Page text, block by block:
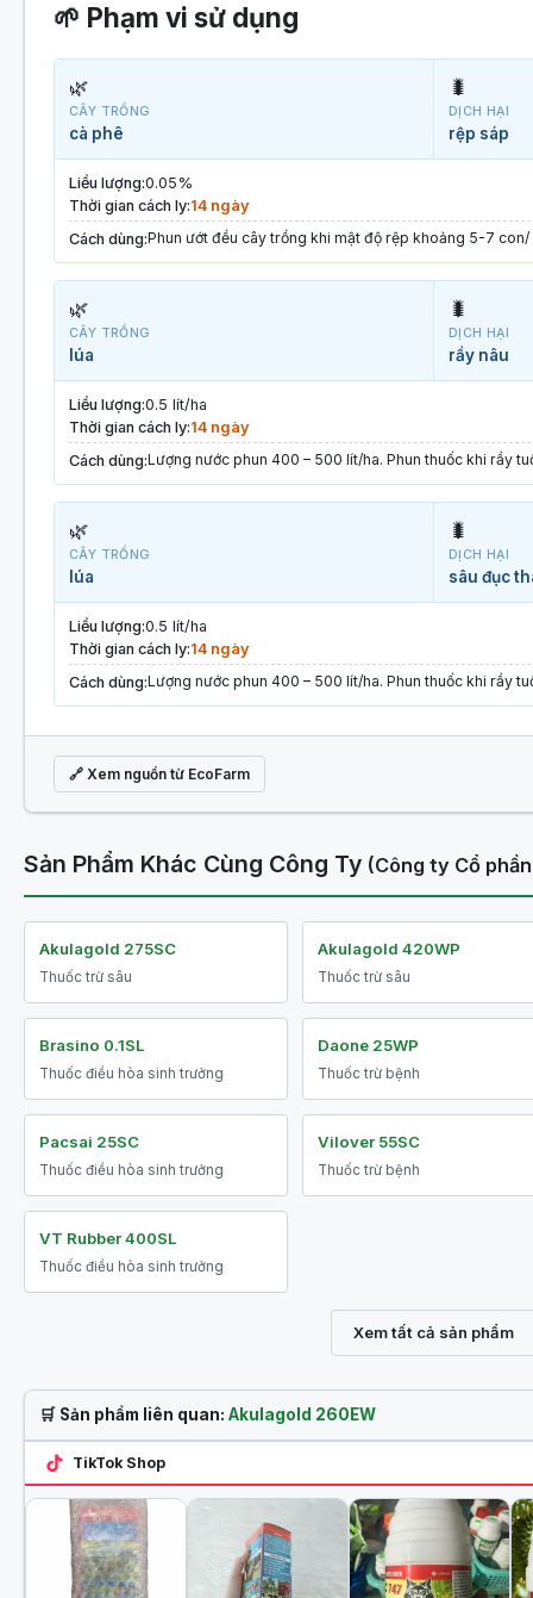
🌱 Phạm vi sử dụng
🌿
CÂY TRỒNG
cà phê
🐛
DỊCH HẠI
rệp sáp
Liều lượng:0.05%
Thời gian cách ly:14 ngày
Cách dùng:Phun ướt đều cây trồng khi mật độ rệp khoảng 5-7 con/
🌿
CÂY TRỒNG
lúa
🐛
DỊCH HẠI
rầy nâu
Liều lượng:0.5 lít/ha
Thời gian cách ly:14 ngày
Cách dùng:Lượng nước phun 400 – 500 lít/ha. Phun thuốc khi rầy
🌿
CÂY TRỒNG
lúa
🐛
DỊCH HẠI
sâu đục
Liều lượng:0.5 lít/ha
Thời gian cách ly:14 ngày
Cách dùng:Lượng nước phun 400 – 500 lít/ha. Phun thuốc khi rầy
🔗 Xem nguồn từ EcoFarm
Sản Phẩm Khác Cùng Công Ty (Công ty Cổ
Akulagold 275SC
Thuốc trừ sâu
Akulagold 420WP
Thuốc trừ sâu
Brasino 0.1SL
Thuốc điều hòa sinh trưởng
Daone 25WP
Thuốc trừ bệnh
Pacsai 25SC
Thuốc điều hòa sinh trưởng
Vilover 55SC
Thuốc trừ bệnh
VT Rubber 400SL
Thuốc điều hòa sinh trưởng
Xem tất cả sản phẩm
🛒 Sản phẩm liên quan: Akulagold 260EW
TikTok Shop